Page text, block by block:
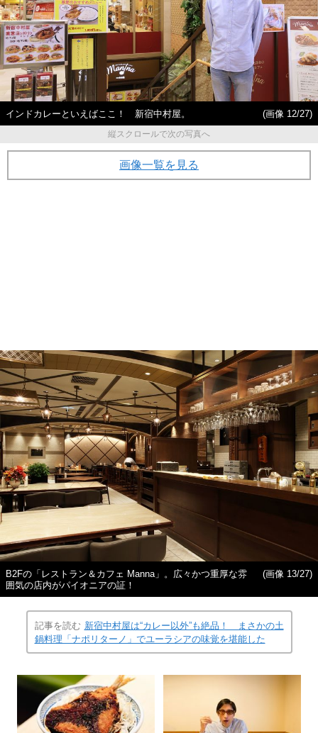
インドカレーといえばここ！ 新宿中村屋。
(画像 12/27)
縦スクロールで次の写真へ
画像一覧を見る
B2Fの「レストラン＆カフェ Manna」。広々かつ重厚な雰
囲気の店内がパイオニアの証！
(画像 13/27)
記事を読む 新宿中村屋は“カレー以外”も絶品！ まさかの土
鍋料理「ナポリターノ」でユーラシアの味覚を堪能した